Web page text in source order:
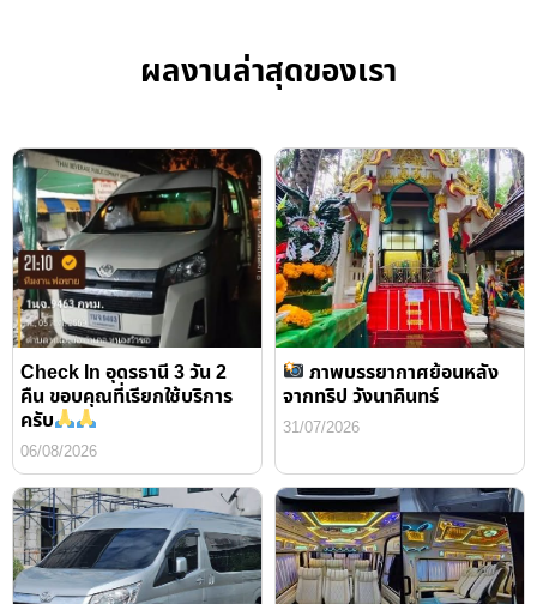
ผลงานล่าสุดของเรา
Check In อุดรธานี 3 วัน 2
คืน ขอบคุณที่เรียกใช้บริการ
ครับ
06/08/2026
ภาพบรรยากาศย้อนหลัง
จากทริป วังนาคินทร์
31/07/2026